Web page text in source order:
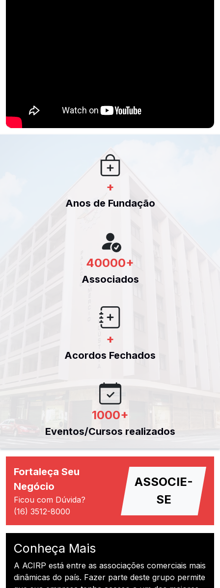
+
Anos de Fundação
40000+
Associados
+
Acordos Fechados
1000+
Eventos/Cursos realizados
Fortaleça Seu
Negócio
Ficou com Dúvida?
(16) 3512-8000
ASSOCIE-
SE
Conheça Mais
A ACIRP está entre as associações comerciais mais
dinâmicas do país. Fazer parte deste grupo permite